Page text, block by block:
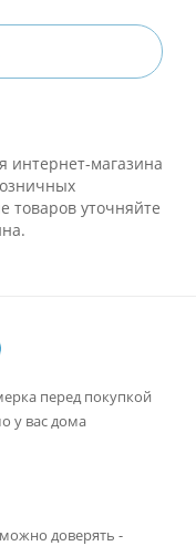
интернет-магазина
товаров уточняйте
перед покупкой
у вас дома
доверять -